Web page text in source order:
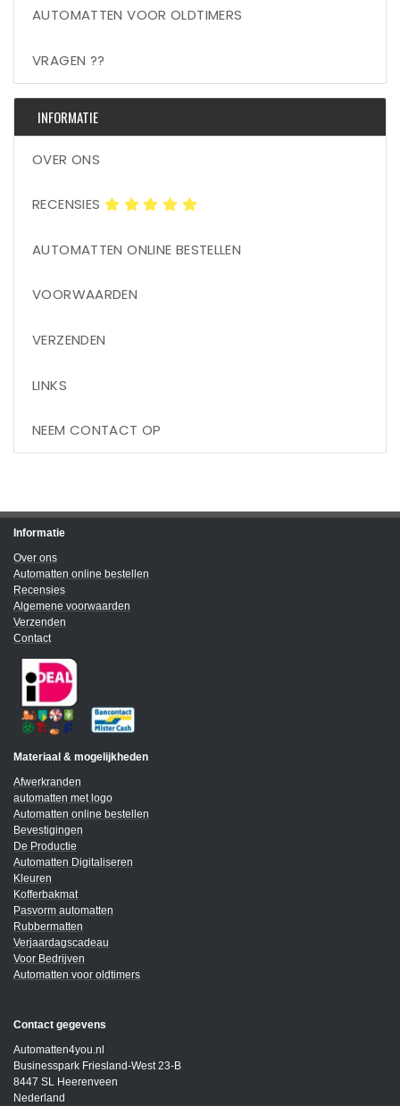
AUTOMATTEN VOOR OLDTIMERS
VRAGEN ??
INFORMATIE
OVER ONS
RECENSIES
AUTOMATTEN ONLINE BESTELLEN
VOORWAARDEN
VERZENDEN
LINKS
NEEM CONTACT OP
Informatie
Over ons
Automatten online bestellen
Recensies
Algemene voorwaarden
Verzenden
Contact
Materiaal & mogelijkheden
Afwerkranden
automatten met logo
Automatten online bestellen
Bevestigingen
De Productie
Automatten Digitaliseren
Kleuren
Kofferbakmat
Pasvorm automatten
Rubbermatten
Verjaardagscadeau
Voor Bedrijven
Automatten voor oldtimers
Contact gegevens
Automatten4you.nl
Businesspark Friesland-West 23-B
8447 SL Heerenveen
Nederland